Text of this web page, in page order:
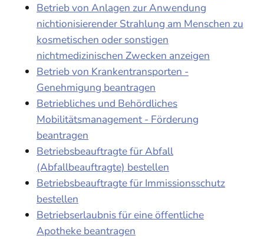
Betrieb von Anlagen zur Anwendung
nichtionisierender Strahlung am Menschen zu
kosmetischen oder sonstigen
nichtmedizinischen Zwecken anzeigen
Betrieb von Krankentransporten -
Genehmigung beantragen
Betriebliches und Behördliches
Mobilitätsmanagement - Förderung
beantragen
Betriebsbeauftragte für Abfall
(Abfallbeauftragte) bestellen
Betriebsbeauftragte für Immissionsschutz
bestellen
Betriebserlaubnis für eine öffentliche
Apotheke beantragen